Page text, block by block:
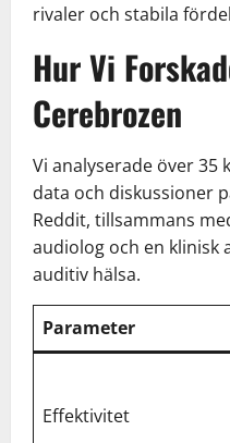
rivaler och stabila
Hur Vi
Cerebrozen
Vi analyserade över 35
data och diskussioner
Reddit, tillsammans
audiolog och en klinisk
auditiv hälsa.
Parameter
Effektivitet